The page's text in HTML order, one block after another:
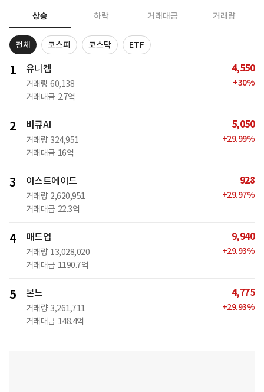
상승 하락 거래대금 거래량
전체 코스피 코스닥 ETF
1 유니켐
거래량 60,138
거래대금 2.7억
4,550
+30%
2 비큐AI
거래량 324,951
거래대금 16억
5,050
+29.99%
3 이스트에이드
거래량 2,620,951
거래대금 22.3억
928
+29.97%
4 매드업
거래량 13,028,020
거래대금 1190.7억
9,940
+29.93%
5 본느
거래량 3,261,711
거래대금 148.4억
4,775
+29.93%